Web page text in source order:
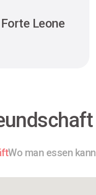
Leone
Wo man essen kann